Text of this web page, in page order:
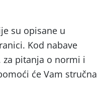
su opisane u
Kod nabave
za pitanja o normi i
će Vam stručna